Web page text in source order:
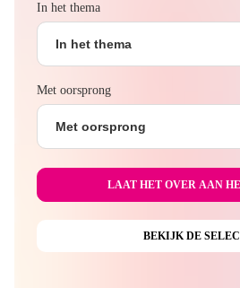
In het thema
In het thema
Met oorsprong
Met oorsprong